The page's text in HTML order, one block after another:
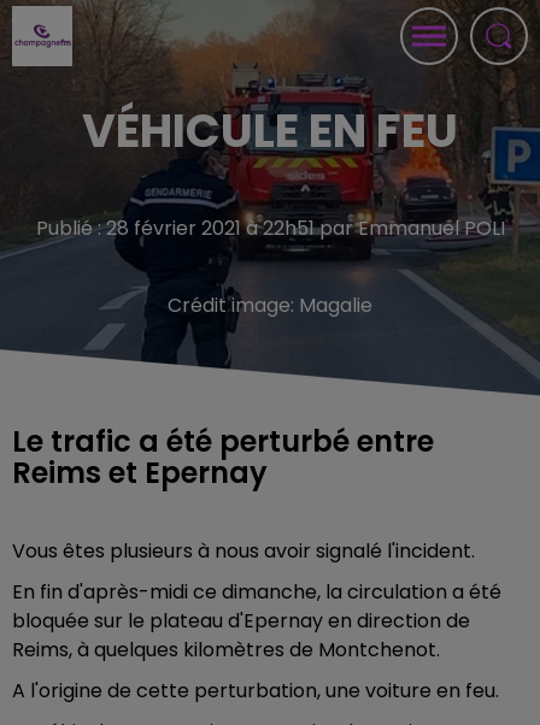
VÉHICULE EN FEU
Publié : 28 février 2021 à 22h51 par Emmanuel POLI
Crédit image: Magalie
Le trafic a été perturbé entre
Reims et Epernay
Vous êtes plusieurs à nous avoir signalé l'incident.
En fin d'après-midi ce dimanche, la circulation a été
bloquée sur le plateau d'Epernay en direction de
Reims, à quelques kilomètres de Montchenot.
A l'origine de cette perturbation, une voiture en feu.